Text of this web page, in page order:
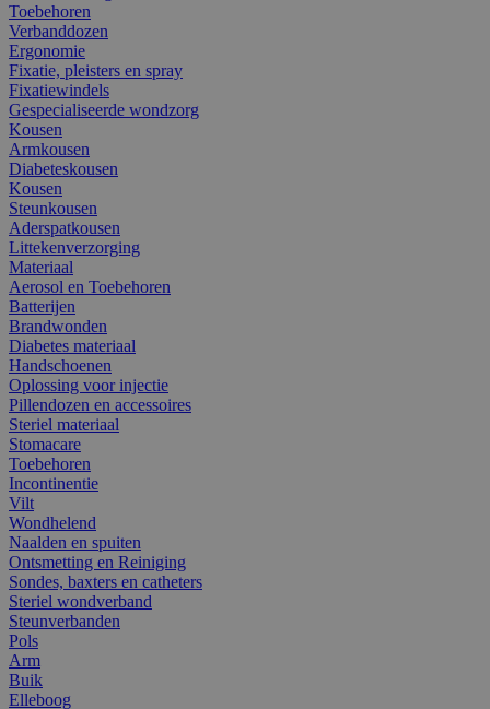
Toebehoren
Verbanddozen
Ergonomie
Fixatie, pleisters en spray
Fixatiewindels
Gespecialiseerde wondzorg
Kousen
Armkousen
Diabeteskousen
Kousen
Steunkousen
Aderspatkousen
Littekenverzorging
Materiaal
Aerosol en Toebehoren
Batterijen
Brandwonden
Diabetes materiaal
Handschoenen
Oplossing voor injectie
Pillendozen en accessoires
Steriel materiaal
Stomacare
Toebehoren
Incontinentie
Vilt
Wondhelend
Naalden en spuiten
Ontsmetting en Reiniging
Sondes, baxters en catheters
Steriel wondverband
Steunverbanden
Pols
Arm
Buik
Elleboog